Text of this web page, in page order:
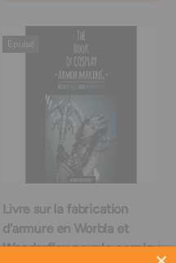
Épuisé
Livre sur la fabrication
d'armure en Worbla et
Wonderflex pour le cosplay